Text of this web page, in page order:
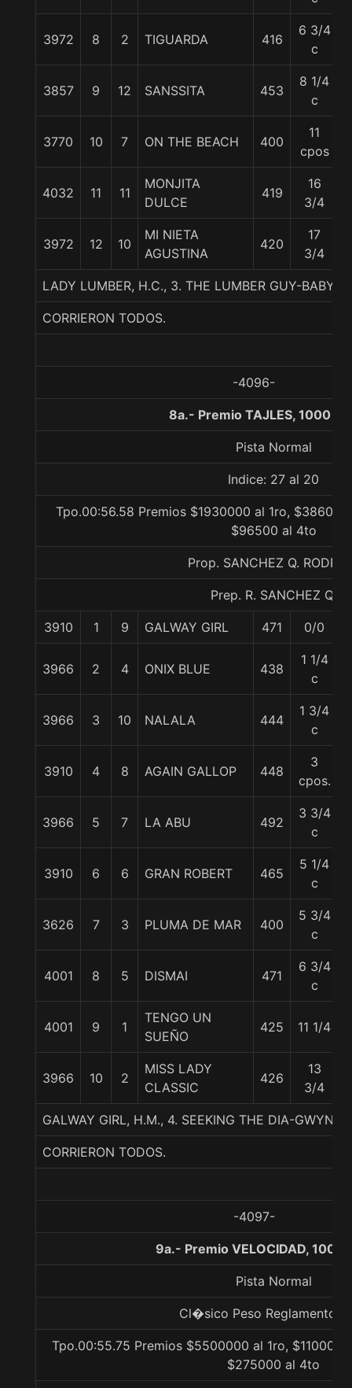
3972 8 2 TIGUARDA 416
6 3/4
c
3857 9 12 SANSSITA 453
8 1/4
c
3770 10 7 ON THE BEACH 400
11
cpos
4032 11 11
MONJITA
DULCE
419
16
3/4
3972 12 10
MI NIETA
AGUSTINA
420
17
3/4
LADY LUMBER, H.C., 3. THE LUMBER GUY-BABY
CORRIERON TODOS.
-4096-
8a.- Premio TAJLES, 1000
Pista Normal
Indice: 27 al 20
Tpo.00:56.58 Premios $1930000 al 1ro,
$96500 al 4to
Prop. SANCHEZ Q.
Prep. R. SANCHEZ Q.
3910 1 9 GALWAY GIRL 471 0/0
3966 2 4 ONIX BLUE 438
1 1/4
c
3966 3 10 NALALA 444
1 3/4
c
3910 4 8 AGAIN GALLOP 448
3
cpos.
3966 5 7 LA ABU 492
3 3/4
c
3910 6 6 GRAN ROBERT 465
5 1/4
c
3626 7 3 PLUMA DE MAR 400
5 3/4
c
4001 8 5 DISMAI 471
6 3/4
c
4001 9 1
TENGO UN
SUEÑO
425 11 1/4
3966 10 2
MISS LADY
CLASSIC
426
13
3/4
GALWAY GIRL, H.M., 4. SEEKING THE DIA-
CORRIERON TODOS.
-4097-
9a.- Premio VELOCIDAD, 1000
Pista Normal
Cl�sico Peso Reglamento
Tpo.00:55.75 Premios $5500000 al 1ro,
$275000 al 4to